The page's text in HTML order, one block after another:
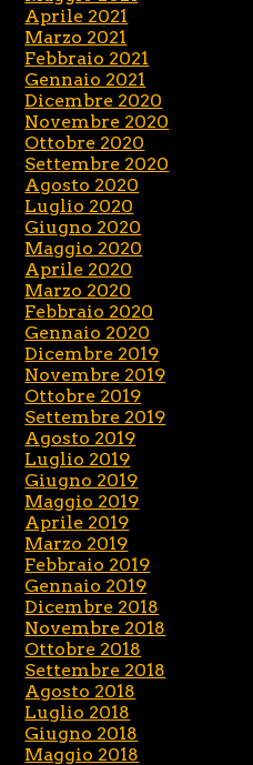
Aprile 2021
Marzo 2021
Febbraio 2021
Gennaio 2021
Dicembre 2020
Novembre 2020
Ottobre 2020
Settembre 2020
Agosto 2020
Luglio 2020
Giugno 2020
Maggio 2020
Aprile 2020
Marzo 2020
Febbraio 2020
Gennaio 2020
Dicembre 2019
Novembre 2019
Ottobre 2019
Settembre 2019
Agosto 2019
Luglio 2019
Giugno 2019
Maggio 2019
Aprile 2019
Marzo 2019
Febbraio 2019
Gennaio 2019
Dicembre 2018
Novembre 2018
Ottobre 2018
Settembre 2018
Agosto 2018
Luglio 2018
Giugno 2018
Maggio 2018